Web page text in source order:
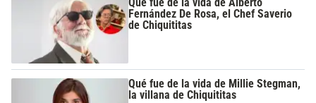
Fernández De Rosa, el Chef Saverio
de Chiquititas
Qué fue de la vida de Millie Stegman,
la villana de Chiquititas